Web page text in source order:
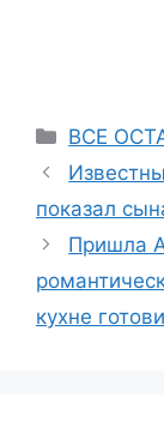
ВСЕ
показал
Пришла
кухне